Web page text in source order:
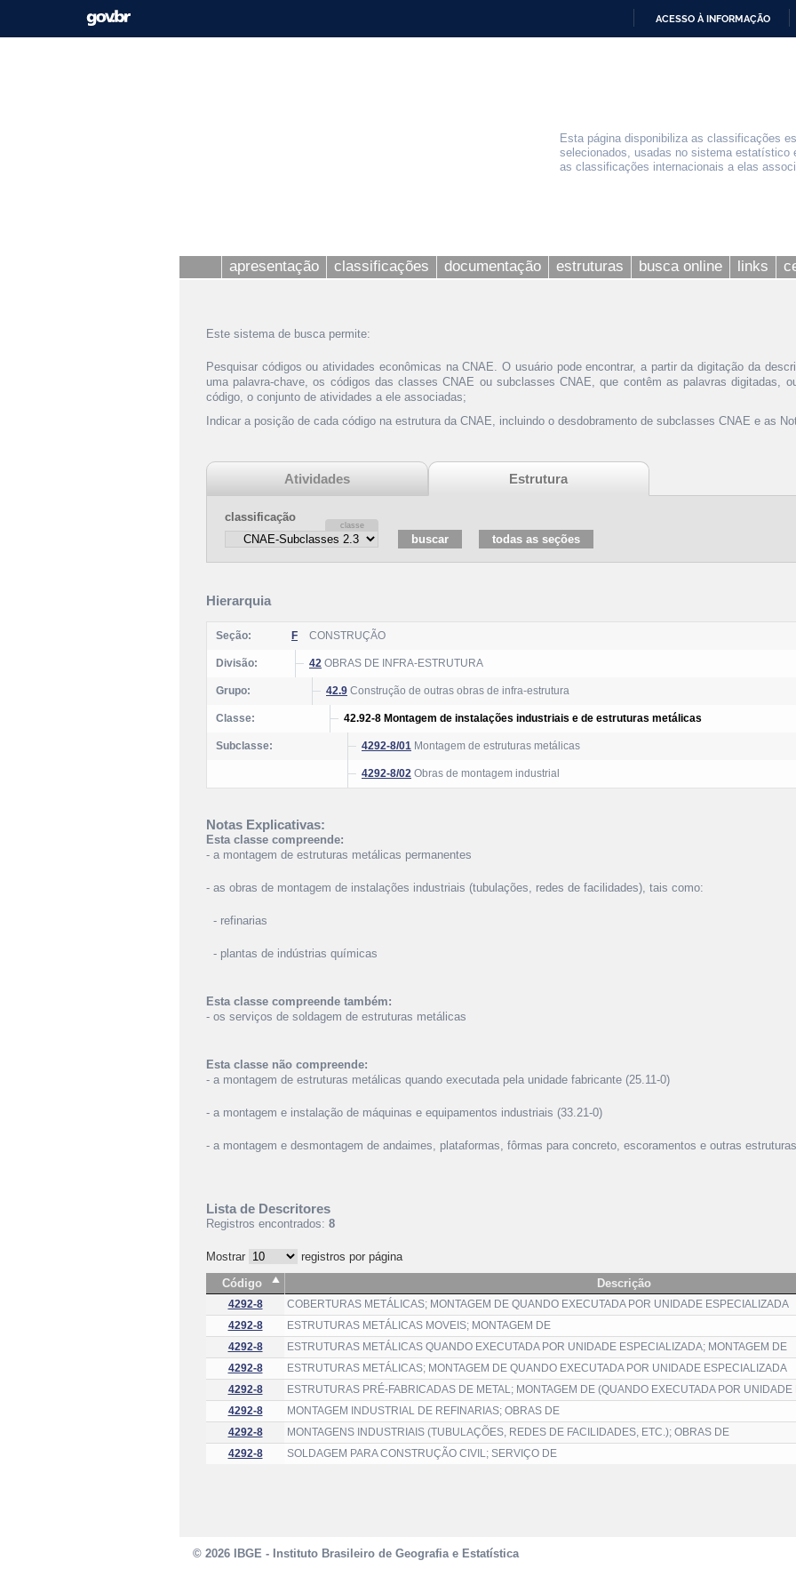
ACESSO À INFORMAÇÃO
Esta página disponibiliza as classificações
selecionados, usadas no sistema
as classificações internacionais a elas
apresentação classificações documentação estruturas busca online links
Este sistema de busca permite:
Pesquisar códigos ou atividades econômicas na CNAE. O usuário pode encontrar, a partir da digitação da
uma palavra-chave, os códigos das classes CNAE ou subclasses CNAE, que contêm as palavras digitadas,
código, o conjunto de atividades a ele associadas;
Indicar a posição de cada código na estrutura da CNAE, incluindo o desdobramento de subclasses CNAE e as
Atividades Estrutura
classificação
Hierarquia
Seção: F CONSTRUÇÃO
Divisão: 42 OBRAS DE INFRA-ESTRUTURA
Grupo: 42.9 Construção de outras obras de infra-estrutura
Classe: 42.92-8 Montagem de instalações industriais e de estruturas metálicas
Subclasse: 4292-8/01 Montagem de estruturas metálicas
4292-8/02 Obras de montagem industrial
Notas Explicativas:
Esta classe compreende:
- a montagem de estruturas metálicas permanentes
- as obras de montagem de instalações industriais (tubulações, redes de facilidades), tais como:
- refinarias
- plantas de indústrias químicas
Esta classe compreende também:
- os serviços de soldagem de estruturas metálicas
Esta classe não compreende:
- a montagem de estruturas metálicas quando executada pela unidade fabricante (25.11-0)
- a montagem e instalação de máquinas e equipamentos industriais (33.21-0)
- a montagem e desmontagem de andaimes, plataformas, fôrmas para concreto, escoramentos e outras
Lista de Descritores
Registros encontrados: 8
Mostrar
registros por página
Código
Descrição
4292-8
COBERTURAS METÁLICAS; MONTAGEM DE QUANDO EXECUTADA POR UNIDADE ESPECIALIZADA
4292-8
ESTRUTURAS METÁLICAS MOVEIS; MONTAGEM DE
4292-8
ESTRUTURAS METÁLICAS QUANDO EXECUTADA POR UNIDADE ESPECIALIZADA; MONTAGEM DE
4292-8
ESTRUTURAS METÁLICAS; MONTAGEM DE QUANDO EXECUTADA POR UNIDADE ESPECIALIZADA
4292-8
ESTRUTURAS PRÉ-FABRICADAS DE METAL; MONTAGEM DE (QUANDO EXECUTADA POR
4292-8
MONTAGEM INDUSTRIAL DE REFINARIAS; OBRAS DE
4292-8
MONTAGENS INDUSTRIAIS (TUBULAÇÕES, REDES DE FACILIDADES, ETC.); OBRAS DE
4292-8
SOLDAGEM PARA CONSTRUÇÃO CIVIL; SERVIÇO DE
© 2026 IBGE - Instituto Brasileiro de Geografia e Estatística